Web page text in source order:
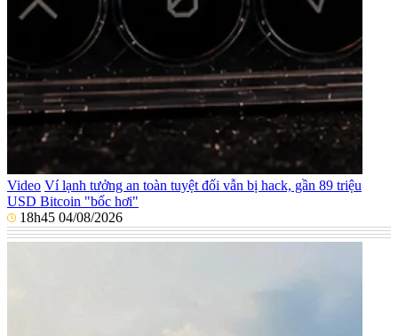
Video Ví lạnh tưởng an toàn tuyệt đối vẫn bị hack, gần 89 triệu
USD Bitcoin "bốc hơi"
18h45 04/08/2026